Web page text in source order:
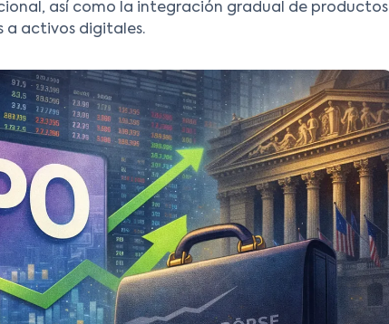
así como la integración gradual de productos
a activos digitales.